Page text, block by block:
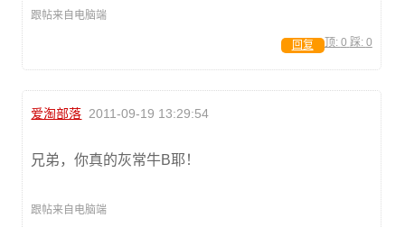
跟帖来自电脑端
顶: 0 踩: 0
回复
爱淘部落 2011-09-19 13:29:54
兄弟，你真的灰常牛B耶！
跟帖来自电脑端